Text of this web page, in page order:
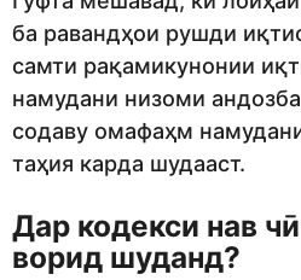
ба равандҳои рушди
самти рақамикунонии
намудани низоми
содаву омафаҳм
таҳия карда шудааст.
Дар кодекси нав
ворид шуданд?